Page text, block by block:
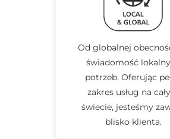
Od globalnej
świadomość
potrzeb. Oferując
zakres usług na
świecie, jesteśmy
blisko klienta.